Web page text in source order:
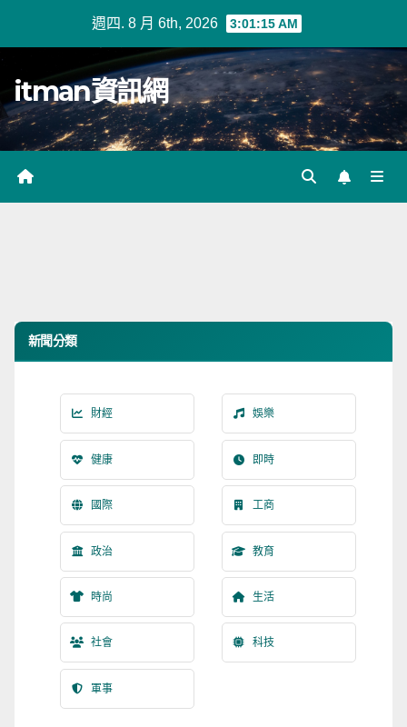
週四. 8 月 6th, 2026 3:01:15 AM
itman資訊網
新聞分類
財經 娛樂
健康 即時
國際 工商
政治 教育
時尚 生活
社會 科技
軍事